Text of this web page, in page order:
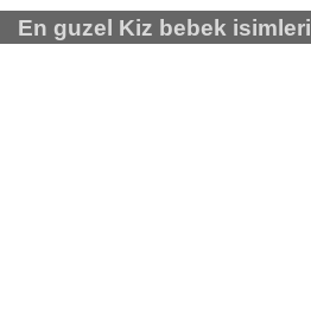
En guzel Kiz bebek isimleri